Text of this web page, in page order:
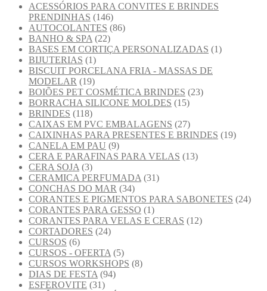
ACESSÓRIOS PARA CONVITES E BRINDES
PRENDINHAS (146)
AUTOCOLANTES (86)
BANHO & SPA (22)
BASES EM CORTIÇA PERSONALIZADAS (1)
BIJUTERIAS (1)
BISCUIT PORCELANA FRIA - MASSAS DE
MODELAR (19)
BOIÕES PET COSMÉTICA BRINDES (23)
BORRACHA SILICONE MOLDES (15)
BRINDES (118)
CAIXAS EM PVC EMBALAGENS (27)
CAIXINHAS PARA PRESENTES E BRINDES (19)
CANELA EM PAU (9)
CERA E PARAFINAS PARA VELAS (13)
CERA SOJA (3)
CERAMICA PERFUMADA (31)
CONCHAS DO MAR (34)
CORANTES E PIGMENTOS PARA SABONETES (24)
CORANTES PARA GESSO (1)
CORANTES PARA VELAS E CERAS (12)
CORTADORES (24)
CURSOS (6)
CURSOS - OFERTA (5)
CURSOS WORKSHOPS (8)
DIAS DE FESTA (94)
ESFEROVITE (31)